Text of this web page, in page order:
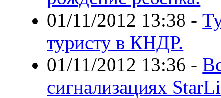
01/11/2012 13:38 -
туристу в КНДР.
01/11/2012 13:36 -
сигнализациях